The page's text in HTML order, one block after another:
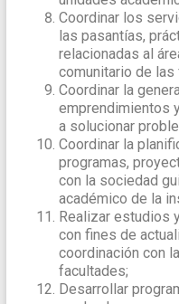
Coordinar los
las pasantías,
relacionadas al
comunitario de
Coordinar la
emprendimientos
a solucionar
Coordinar la
programas,
con la sociedad
académico de la
Realizar estudios
con fines de
coordinación con
facultades;
Desarrollar